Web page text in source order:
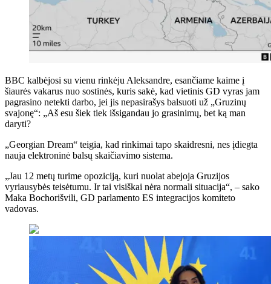
BBC kalbėjosi su vienu rinkėju Aleksandre, esančiame kaime į
šiaurės vakarus nuo sostinės, kuris sakė, kad vietinis GD vyras jam
pagrasino netekti darbo, jei jis nepasirašys balsuoti už „Gruzinų
svajonę“: „Aš esu šiek tiek išsigandau jo grasinimų, bet ką man
daryti?
„Georgian Dream“ teigia, kad rinkimai tapo skaidresni, nes įdiegta
nauja elektroninė balsų skaičiavimo sistema.
„Jau 12 metų turime opoziciją, kuri nuolat abejoja Gruzijos
vyriausybės teisėtumu. Ir tai visiškai nėra normali situacija“, – sako
Maka Bochorišvili, GD parlamento ES integracijos komiteto
vadovas.